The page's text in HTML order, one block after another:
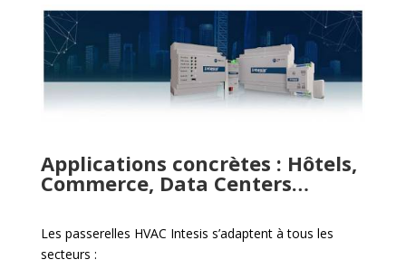
Applications concrètes : Hôtels,
Commerce, Data Centers…
Les passerelles HVAC Intesis s’adaptent à tous les
secteurs :